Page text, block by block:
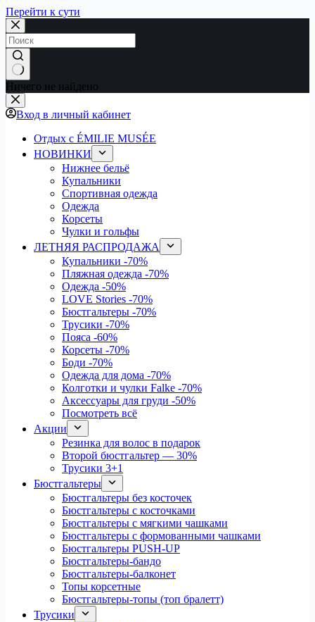
Перейти к сути
Ничего не найдено
Вход в личный кабинет
Отдых с ÉMILIE MUSÉE
НОВИНКИ
Нижнее бельё
Купальники
Спортивная одежда
Одежда
Корсеты
Чулки и гольфы
ЛЕТНЯЯ РАСПРОДАЖА
Купальники -70%
Пляжная одежда -70%
Одежда -50%
LOVE Stories -70%
Бюстгальтеры -70%
Трусики -70%
Пояса -60%
Корсеты -70%
Боди -70%
Одежда для дома -70%
Колготки и чулки Falke -70%
Аксессуары для груди -50%
Посмотреть всё
Акции
Резинка для волос в подарок
Второй бюстгальтер — 30%
Трусики 3+1
Бюстгальтеры
Бюстгальтеры без косточек
Бюстгальтеры с косточками
Бюстгальтеры с мягкими чашками
Бюстгальтеры с формованными чашками
Бюстгальтеры PUSH-UP
Бюстгальтеры-бандо
Бюстгальтеры-балконет
Топы корсетные
Бюстгальтеры-топы (топ бралетт)
Трусики